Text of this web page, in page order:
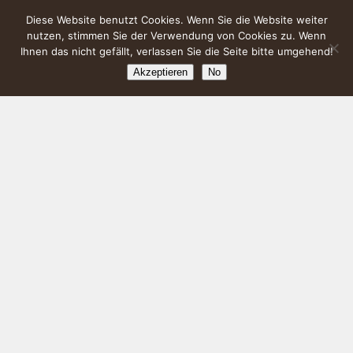
Diese Website benutzt Cookies. Wenn Sie die Website weiter
nutzen, stimmen Sie der Verwendung von Cookies zu. Wenn
Ihnen das nicht gefällt, verlassen Sie die Seite bitte umgehend!
Akzeptieren No